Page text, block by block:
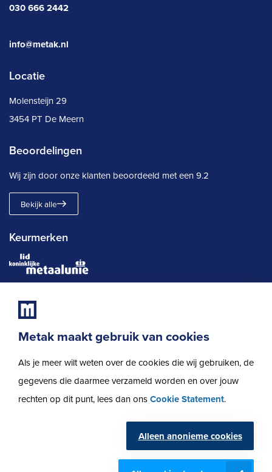
Metak maakt gebruik van cookies
Als je meer wilt weten over de cookies die wij gebruiken, de
gegevens die daarmee verzameld worden en over jouw
rechten op dit punt, lees dan onsCookie Statement.
Alleen anonieme cookies
030 666 2442
info@metak.nl
Locatie
Molensteijn 29
3454 PT De Meern
Beoordelingen
Wij zijn door onze klanten beoordeeld met een9.2
Bekijk alle
Keurmerken
© 2026 Metak Alle rechten voorbehouden
Privacybeleid
Cookies